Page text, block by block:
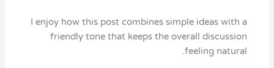
I enjoy how this post combines simple ideas with a
friendly tone that keeps the overall discussion
feeling natural.